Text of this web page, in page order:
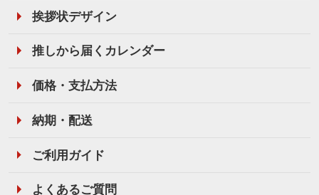
挨拶状デザイン
推しから届くカレンダー
価格・支払方法
納期・配送
ご利用ガイド
よくあるご質問